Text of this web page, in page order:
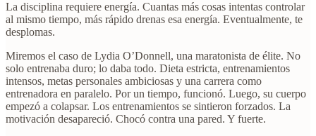
La disciplina requiere energía. Cuantas más cosas intentas controlar
al mismo tiempo, más rápido drenas esa energía. Eventualmente, te
desplomas.
Miremos el caso de Lydia O’Donnell, una maratonista de élite. No
solo entrenaba duro; lo daba todo. Dieta estricta, entrenamientos
intensos, metas personales ambiciosas y una carrera como
entrenadora en paralelo. Por un tiempo, funcionó. Luego, su cuerpo
empezó a colapsar. Los entrenamientos se sintieron forzados. La
motivación desapareció. Chocó contra una pared. Y fuerte.